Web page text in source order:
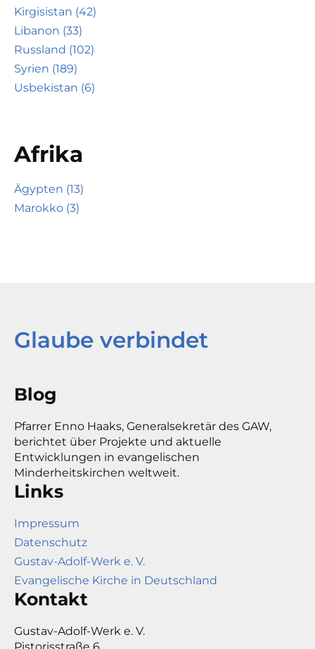
Kirgisistan (42)
Libanon (33)
Russland (102)
Syrien (189)
Usbekistan (6)
Afrika
Ägypten (13)
Marokko (3)
Glaube verbindet
Blog
Pfarrer Enno Haaks, Generalsekretär des GAW,
berichtet über Projekte und aktuelle
Entwicklungen in evangelischen
Minderheitskirchen weltweit.
Links
Impressum
Datenschutz
Gustav-Adolf-Werk e. V.
Evangelische Kirche in Deutschland
Kontakt
Gustav-Adolf-Werk e. V.
Pistorisstraße 6